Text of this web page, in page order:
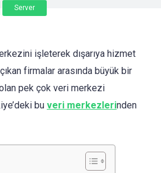
Server
işleterek dışarıya hizmet
firmalar arasında büyük bir
olan pek çok veri merkezi
bu veri merkezlerinden